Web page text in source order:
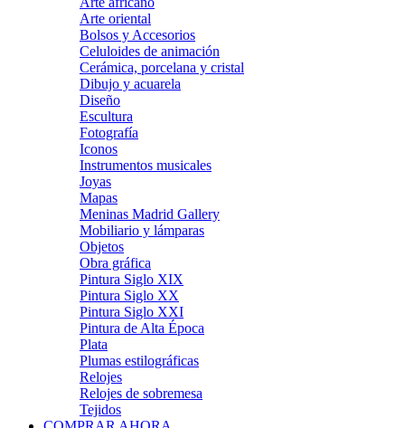
Arte oriental
Bolsos y Accesorios
Celuloides de animación
Cerámica, porcelana y cristal
Dibujo y acuarela
Diseño
Escultura
Fotografía
Iconos
Instrumentos musicales
Joyas
Mapas
Meninas Madrid Gallery
Mobiliario y lámparas
Objetos
Obra gráfica
Pintura Siglo XIX
Pintura Siglo XX
Pintura Siglo XXI
Pintura de Alta Época
Plata
Plumas estilográficas
Relojes
Relojes de sobremesa
Tejidos